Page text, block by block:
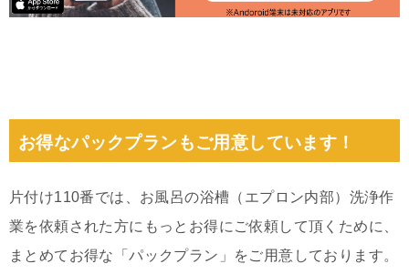
お得なパックプランもご用意しています！
片付け110番では、お風呂の浴槽（エプロン内部）洗浄作
業を依頼された方にもっとお得にご依頼して頂くために、
まとめてお得な「パックプラン」をご用意しております。